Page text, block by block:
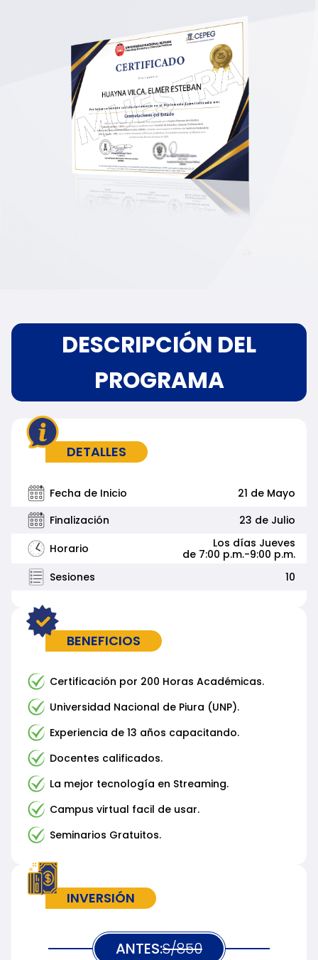
DESCRIPCIÓN DEL
PROGRAMA
DETALLES
Fecha de Inicio
21 de Mayo
Finalización
23 de Julio
Horario
Los días Jueves
de 7:00 p.m.-9:00 p.m.
Sesiones
10
BENEFICIOS
Certificación por 200 Horas Académicas.
Universidad Nacional de Piura (UNP).
Experiencia de 13 años capacitando.
Docentes calificados.
La mejor tecnología en Streaming.
Campus virtual facil de usar.
Seminarios Gratuitos.
INVERSIÓN
ANTES:S/850